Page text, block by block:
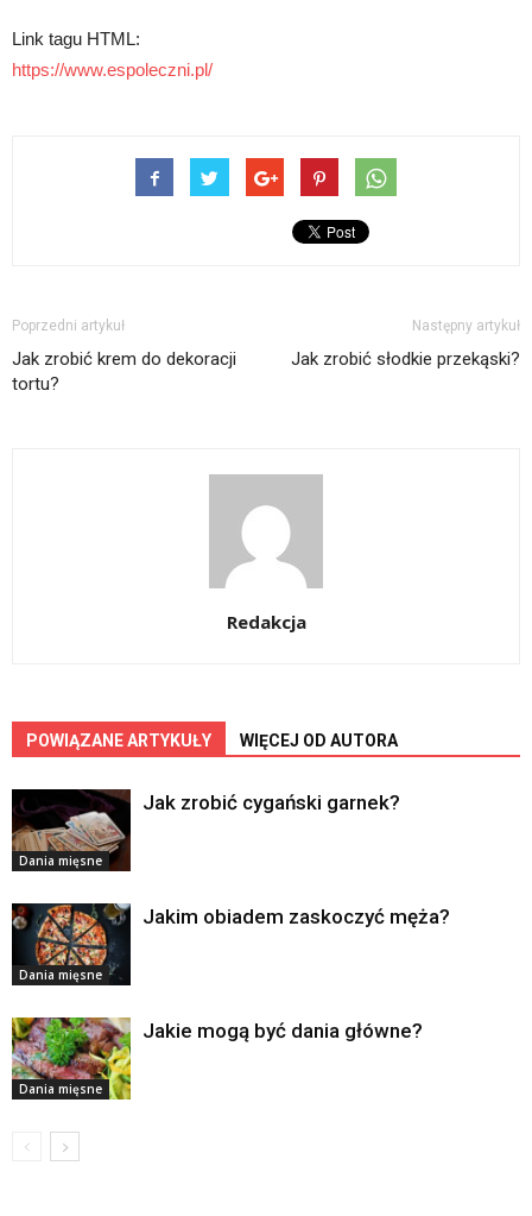
Link tagu HTML:
https://www.espoleczni.pl/
Poprzedni artykuł
Jak zrobić krem do dekoracji
tortu?
Następny artykuł
Jak zrobić słodkie przekąski?
Redakcja
POWIĄZANE ARTYKUŁY WIĘCEJ OD AUTORA
Dania mięsne
Jak zrobić cygański garnek?
Dania mięsne
Jakim obiadem zaskoczyć męża?
Dania mięsne
Jakie mogą być dania główne?